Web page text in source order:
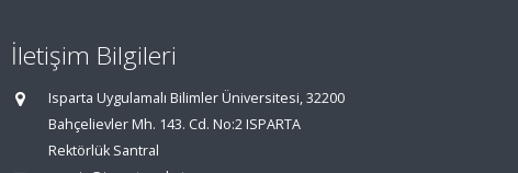
İletişim Bilgileri
Isparta Uygulamalı Bilimler Üniversitesi, 32200
Bahçelievler Mh. 143. Cd. No:2 ISPARTA
Rektörlük Santral